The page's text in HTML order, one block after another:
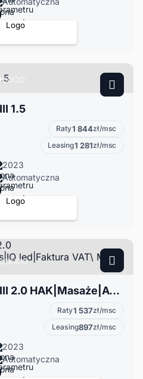
1.5
Raty1 844zł/msc
Leasing1 281zł/msc
2023
Automatyczna
Volkswagen Touran III 2.0 HAK|Masaże|ACC|Keyless|IQ led|Faktura VAT\ Model 2023|Virtual
Raty1 537zł/msc
Leasing897zł/msc
2023
Automatyczna